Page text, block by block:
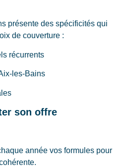
présente des spécificités qui
de couverture :
récurrents
les-Bains
son offre
année vos formules pour